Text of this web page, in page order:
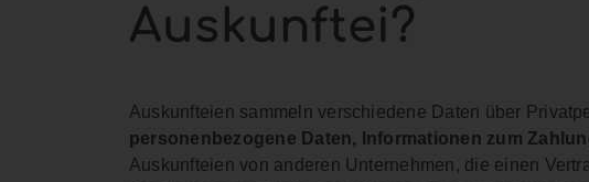
Auskunftei?
Auskunfteien sammeln verschiedene Daten über
personenbezogene Daten, Informationen zum
Auskunfteien von anderen Unternehmen, die einen